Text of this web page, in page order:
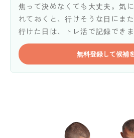
焦って決めなくても大丈夫。気
れておくと、行けそうな日にま
行けた日は、トレ活で記録できま
無料登録して候補